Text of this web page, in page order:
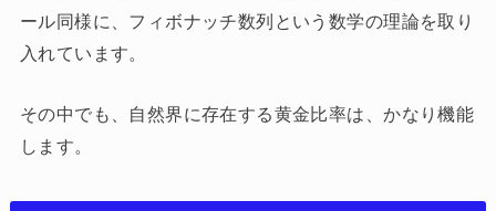
ール同様に、フィボナッチ数列という数学の理論を取り
入れています。
その中でも、自然界に存在する黄金比率は、かなり機能
します。